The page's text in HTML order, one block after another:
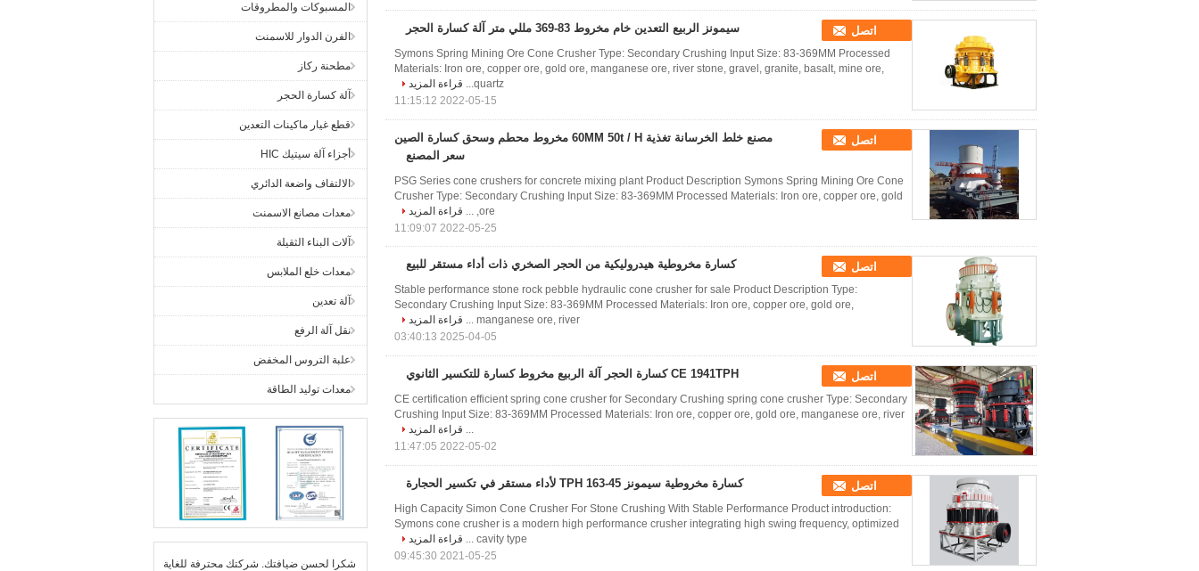
المسبوكات والمطروقات
الفرن الدوار للاسمنت
مطحنة ركاز
آلة كسارة الحجر
قطع غيار ماكينات التعدين
أجزاء آلة سيتيك HIC
الالتفاف واضعة الدائري
معدات مصانع الاسمنت
آلات البناء الثقيلة
معدات خلع الملابس
آلة تعدين
نقل آلة الرفع
علبة التروس المخفض
معدات توليد الطاقة
شكرا لحسن ضيافتك. شركتك محترفة للغاية
سيمونز الربيع التعدين خام مخروط 83-369 مللي متر آلة كسارة الحجر اتصل
Symons Spring Mining Ore Cone Crusher Type: Secondary Crushing Input Size: 83-369MM Processed
Materials: Iron ore, copper ore, gold ore, manganese ore, river stone, gravel, granite, basalt, mine ore,
quartz...
قراءة المزيد
2022-05-15 11:15:12
مصنع خلط الخرسانة تغذية 60MM 50t / H مخروط محطم وسحق كسارة الصين
سعر المصنع
اتصل
PSG Series cone crushers for concrete mixing plant Product Description Symons Spring Mining Ore Cone
Crusher Type: Secondary Crushing Input Size: 83-369MM Processed Materials: Iron ore, copper ore, gold
ore, ...
قراءة المزيد
2022-05-25 11:09:07
كسارة مخروطية هيدروليكية من الحجر الصخري ذات أداء مستقر للبيع اتصل
Stable performance stone rock pebble hydraulic cone crusher for sale Product Description Type:
Secondary Crushing Input Size: 83-369MM Processed Materials: Iron ore, copper ore, gold ore,
manganese ore, river ...
قراءة المزيد
2025-04-05 03:40:13
CE 1941TPH كسارة الحجر آلة الربيع مخروط كسارة للتكسير الثانوي اتصل
CE certification efficient spring cone crusher for Secondary Crushing spring cone crusher Type: Secondary
Crushing Input Size: 83-369MM Processed Materials: Iron ore, copper ore, gold ore, manganese ore, river
... قراءة المزيد
2022-05-02 11:47:05
كسارة مخروطية سيمونز 45-163 TPH لأداء مستقر في تكسير الحجارة اتصل
High Capacity Simon Cone Crusher For Stone Crushing With Stable Performance Product introduction:
Symons cone crusher is a modern high performance crusher integrating high swing frequency, optimized
cavity type ...
قراءة المزيد
2021-05-25 09:45:30